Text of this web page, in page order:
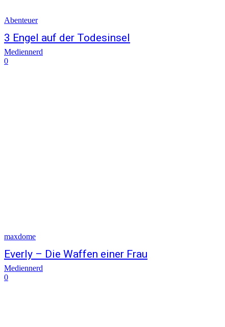
Abenteuer
3 Engel auf der Todesinsel
Mediennerd
0
maxdome
Everly – Die Waffen einer Frau
Mediennerd
0